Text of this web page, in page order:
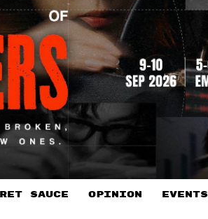
SAUCE​ OPINION EVENTS